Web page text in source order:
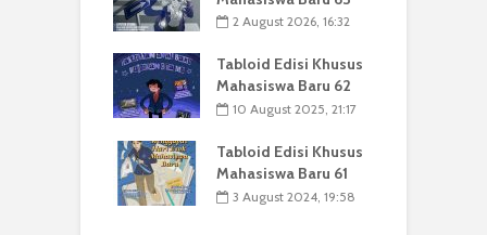
2 August 2026, 16:32
Tabloid Edisi Khusus
Mahasiswa Baru 62
10 August 2025, 21:17
Tabloid Edisi Khusus
Mahasiswa Baru 61
3 August 2024, 19:58